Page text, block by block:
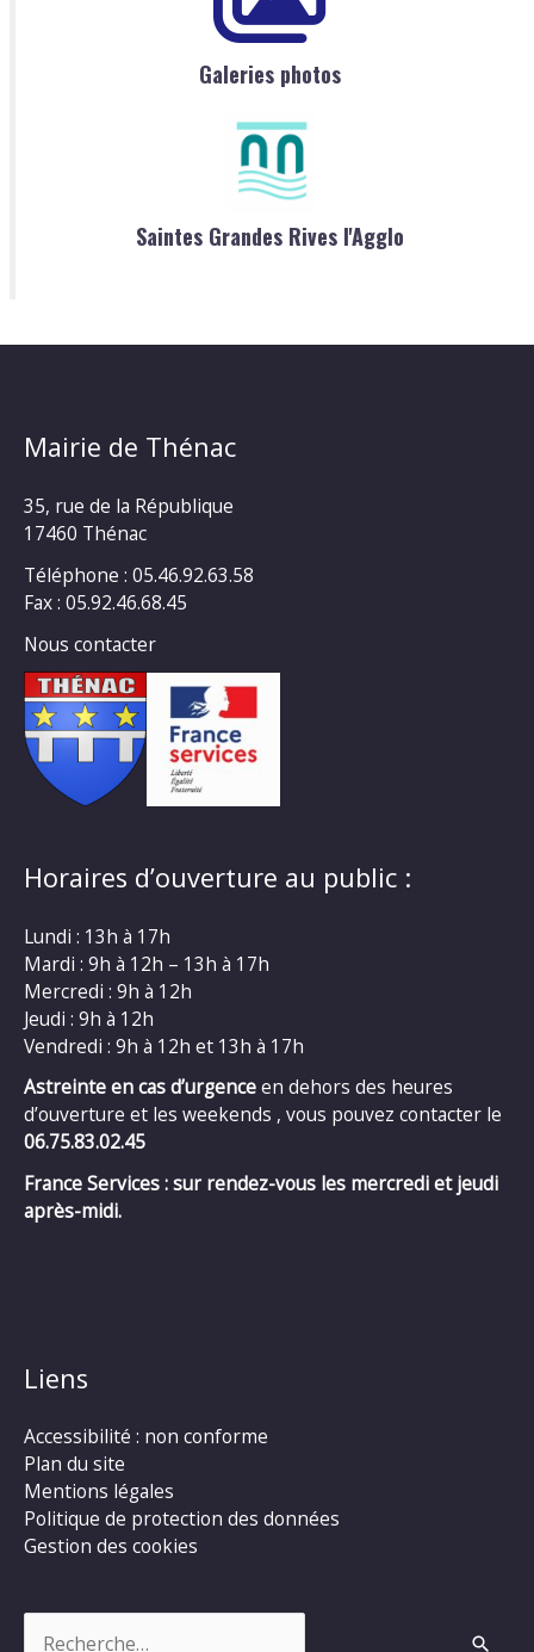
Galeries photos
Saintes Grandes Rives l'Agglo
Mairie de Thénac
35, rue de la République
17460 Thénac
Téléphone : 05.46.92.63.58
Fax : 05.92.46.68.45
Nous contacter
Horaires d’ouverture au public :
Lundi : 13h à 17h
Mardi : 9h à 12h – 13h à 17h
Mercredi : 9h à 12h
Jeudi : 9h à 12h
Vendredi : 9h à 12h et 13h à 17h
Astreinte en cas d’urgenceen dehors des heures
d’ouverture et les weekends , vous pouvez contacter le
06.75.83.02.45
France Services : sur rendez-vous les mercredi et jeudi
après-midi.
Liens
Accessibilité : non conforme
Plan du site
Mentions légales
Politique de protection des données
Gestion des cookies